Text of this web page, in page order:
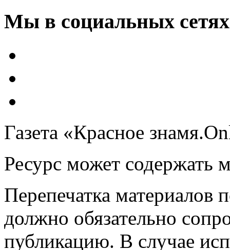
Мы в социальных сетях
Газета «Красное
Ресурс может содержать
Перепечатка материалов
должно обязательно
публикацию. В случае